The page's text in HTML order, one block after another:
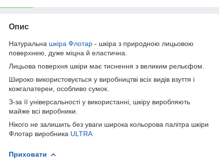
Опис
Натуральна шкіра Флотар - шкіра з природною лицьовою
поверхнею, дуже міцна й еластична.
Лицьова поверхня шкіри має тиснення з великим рельєфом.
Широко використовується у виробництві всіх видів взуття і
кожгалатереи, особливо сумок.
З-за її універсальності у використанні, шкіру виробляють
майже всі виробники.
Нікого не залишить без уваги широка кольорова палітра шкіри
Флотар виробника ULTRA
Приховати